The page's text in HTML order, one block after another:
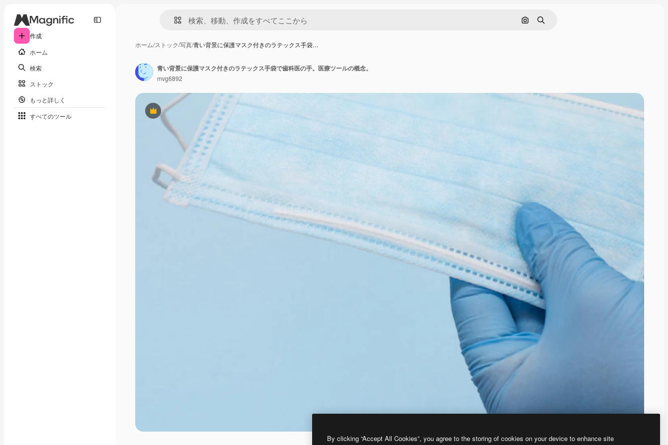
作成
ホーム
検索
ストック
もっと詳しく
すべてのツール
画像で検索
検索
ホーム/ストック/写真/青い背景に保護マスク付きのラテックス手袋…
Premium
青い背景に保護マスク付きのラテックス手袋で歯科医の手。医療ツールの概念。
mvg6892
By clicking “Accept All Cookies”, you agree to the storing of cookies on your device to enhance site